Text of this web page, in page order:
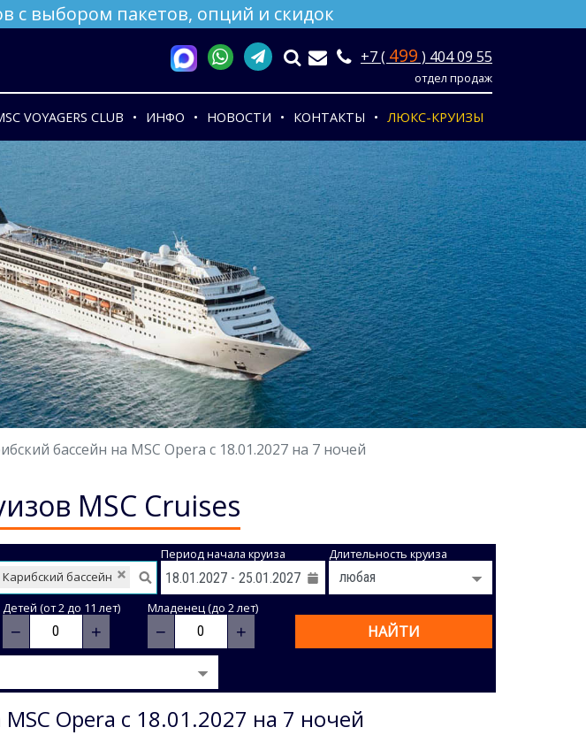
с выбором пакетов, опций и скидок
+7 ( 499 ) 404 09 55
отдел продаж
VOYAGERS CLUB ИНФО НОВОСТИ КОНТАКТЫ ЛЮКС-КРУИЗЫ
бассейн на MSC Opera с 18.01.2027 на 7 ночей
MSC Cruises
Карибский бассейн
Период начала круиза Длительность круиза
Детей (от 2 до 11 лет)
− +
Младенец (до 2 лет)
− + НАЙТИ
Opera с 18.01.2027 на 7 ночей